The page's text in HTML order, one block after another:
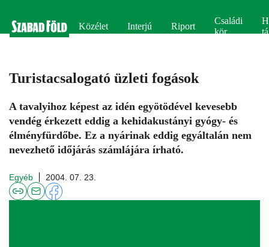
Közélet Interjú Riport
Családi
kör
Turistacsalogató üzleti fogások
A tavalyihoz képest az idén egyötödével kevesebb
vendég érkezett eddig a kehidakustányi gyógy- és
élményfürdőbe. Ez a nyárinak eddig egyáltalán nem
nevezhető időjárás számlájára írható.
Egyéb 2004. 07. 23.